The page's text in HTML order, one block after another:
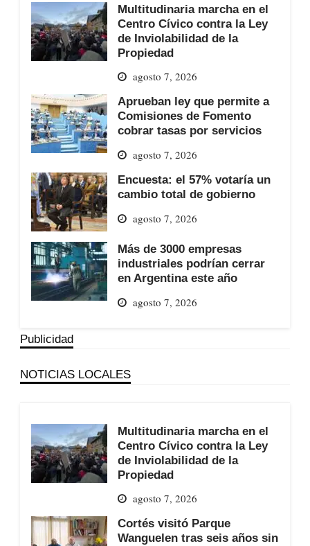
Multitudinaria marcha en el
Centro Cívico contra la Ley
de Inviolabilidad de la
Propiedad
agosto 7, 2026
Aprueban ley que permite a
Comisiones de Fomento
cobrar tasas por servicios
agosto 7, 2026
Encuesta: el 57% votaría un
cambio total de gobierno
agosto 7, 2026
Más de 3000 empresas
industriales podrían cerrar
en Argentina este año
agosto 7, 2026
Publicidad
NOTICIAS LOCALES
Multitudinaria marcha en el
Centro Cívico contra la Ley
de Inviolabilidad de la
Propiedad
agosto 7, 2026
Cortés visitó Parque
Wanguelen tras seis años sin